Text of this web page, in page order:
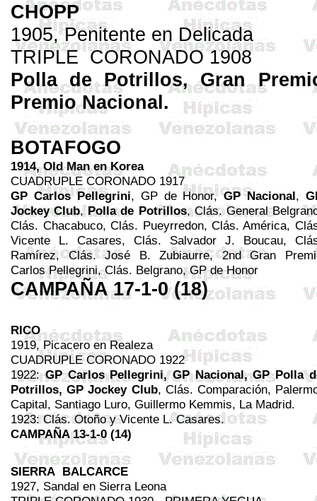
CHOPP
1905, Penitente en Delicada
TRIPLE CORONADO 1908
Polla de Potrillos, Gran
Premio Nacional.
BOTAFOGO
1914,Old ManenKorea
CUADRUPLE CORONADO 1917
GPCarlosPellegrini, GP de Honor,GPNacional,
Jockey Club,Polla de Potrillos, Clás. General
Clás. Chacabuco, Clás. Pueyrredon, Clás. América,
Vicente L. Casares, Clás. Salvador J. Boucau,
Ramírez, Clás. José B.Zubiaurre, 2nd Gran
CarlosPellegrini, Clás. Belgrano, GP de Honor
CAMPAÑA 17-1-0 (18)
RICO
1919, Picacero en Realeza
CUADRUPLE CORONADO 1922
1922:GP CarlosPellegrini, GP Nacional, GP Polla
Potrillos, GP Jockey Club, Clás. Comparación,
Capital, Santiago Luro, Guillermo Kemmis, La Madrid.
1923: Clás. Otoño y Vicente L. Casares.
CAMPAÑA 13-1-0 (14)
SIERRA BALCARCE
1927, Sandal en Sierra Leona